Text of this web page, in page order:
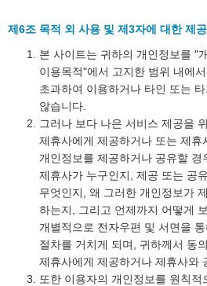
제6조 목적 외 사용 및 제3자에 대한 제공
본 사이트는 귀하의 개인정보를 "
이용목적"에서 고지한 범위 내에
초과하여 이용하거나 타인 또는
않습니다.
그러나 보다 나은 서비스 제공을
제휴사에게 제공하거나 또는 제휴
개인정보를 제공하거나 공유할 경
제휴사가 누구인지, 제공 또는 공
무엇인지, 왜 그러한 개인정보가
하는지, 그리고 언제까지 어떻게
개별적으로 전자우편 및 서면을
절차를 거치게 되며, 귀하께서 동
제휴사에게 제공하거나 제휴사와
또한 이용자의 개인정보를 원칙적